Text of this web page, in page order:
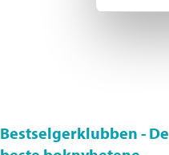
Bestselgerklubben - De